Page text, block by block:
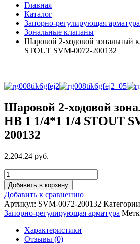
Главная
Каталог
Запорно-регулирующая арматура
Зональные клапаны
Шаровой 2-ходовой зональный
STOUT SVM-0072-200132
Шаровой 2-ходовой
НВ 1 1/4*1 1/4 STOUT
200132
2,204.24 руб.
Добавить в корзину
Добавить к сравнению
Артикул: SVM-0072-200132
Запорно-регулирующая арматура
Характеристики
Отзывы (0)